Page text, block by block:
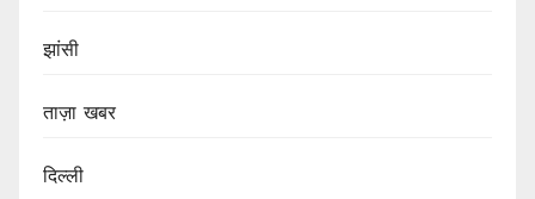
झांसी
ताज़ा खबर
दिल्ली